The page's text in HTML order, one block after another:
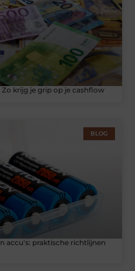
krijg je grip op je cashflow
BLOG
accu's: praktische richtlijnen